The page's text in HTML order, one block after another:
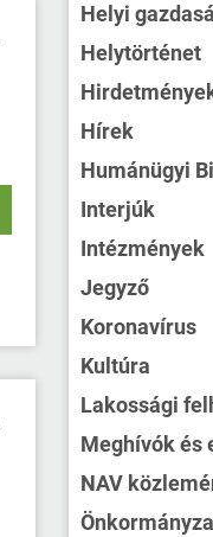
Helyi
Helytörténet
Hírek
Humánügyi
Interjúk
Intézmények
Jegyző
Koronavírus
Kultúra
Lakossági
Meghívók és
NAV